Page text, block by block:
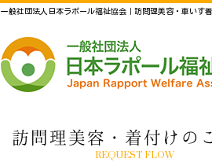
一般社団法人日本ラポール福祉協会｜訪問理美容・車いす
訪問理美容・着付けの
REQUEST FLOW